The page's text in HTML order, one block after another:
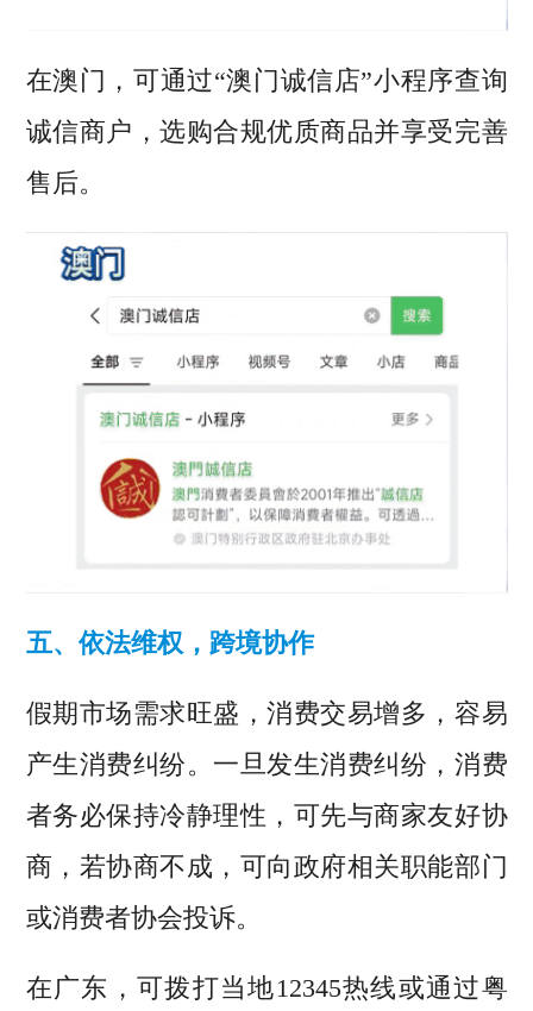
在澳门 ， 可通过“澳门诚信店”小程序查询
诚信商户，选购合规优质商品并享受完善
售后。
五、依法维权，跨境协作
假期市场需求旺盛，消费交易增多，容易
产生消费纠纷。一旦发生消费纠纷，消费
者务必保持冷静理性，可先与商家友好协
商，若协商不成，可向政府相关职能部门
或消费者协会投诉。
在广东 ，可拨打当地12345热线或通过粤